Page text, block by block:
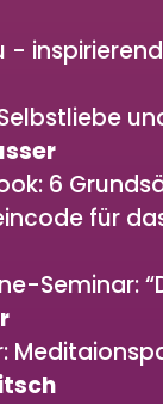
-
6
für
Seminar: